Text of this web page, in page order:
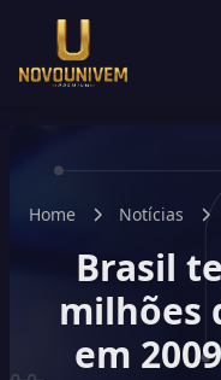
Home Notícias
Brasil
milhões
em